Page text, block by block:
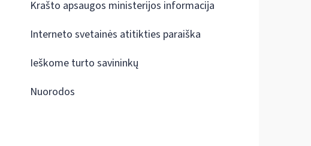
Krašto apsaugos ministerijos informacija
Interneto svetainės atitikties paraiška
Ieškome turto savininkų
Nuorodos